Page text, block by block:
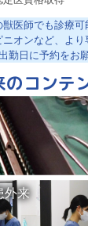
医師でも診療
オンなど、よ
勤日に予約をお
のコンテ
外来